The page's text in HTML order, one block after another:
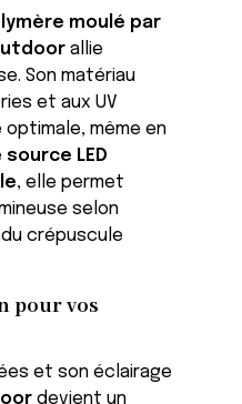
moulé par
allie
Son matériau
et aux UV
même en
source LED
, elle permet
selon
du crépuscule
pour vos
et son éclairage
devient un